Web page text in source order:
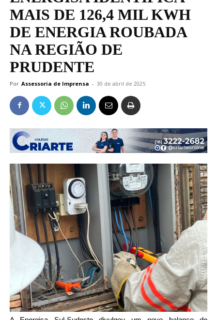
MAIS DE 126,4 MIL KWH
DE ENERGIA ROUBADA
NA REGIÃO DE
PRUDENTE
Por Assessoria de Imprensa - 30 de abril de 2025